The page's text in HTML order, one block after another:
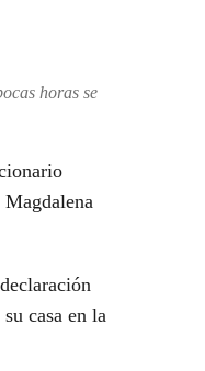
horas se
casa en la